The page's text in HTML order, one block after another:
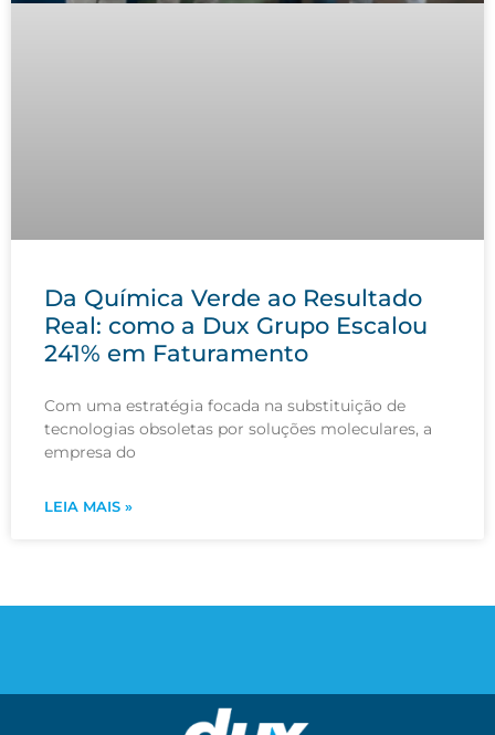
Da Química Verde ao Resultado
Real: como a Dux Grupo Escalou
241% em Faturamento
Com uma estratégia focada na substituição de
tecnologias obsoletas por soluções moleculares, a
empresa do
LEIA MAIS »